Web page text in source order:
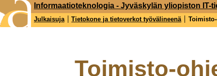
Toimisto-
Informaatioteknologia - Jyväskylän yliopiston IT-
Julkaisuja Tietokone ja tietoverkot työvälineenä